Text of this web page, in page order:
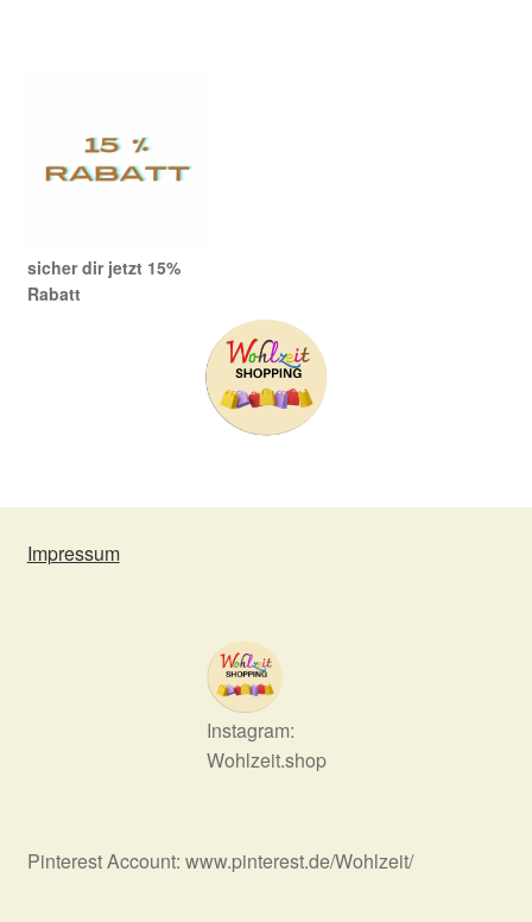
sicher dir jetzt 15%
Rabatt
Impressum
Instagram:
Wohlzeit.shop
Pinterest Account: www.pinterest.de/Wohlzeit/